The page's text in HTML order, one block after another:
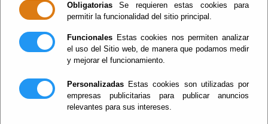
Obligatorias Se requieren estas cookies para
permitir la funcionalidad del sitio principal.
Funcionales Estas cookies nos permiten analizar
el uso del Sitio web, de manera que podamos medir
y mejorar el funcionamiento.
Personalizadas Estas cookies son utilizadas por
empresas publicitarias para publicar anuncios
relevantes para sus intereses.
RIEA 2024 -
CALENDARIO RED
DE INFORMACIÓN
EUROPEA DE